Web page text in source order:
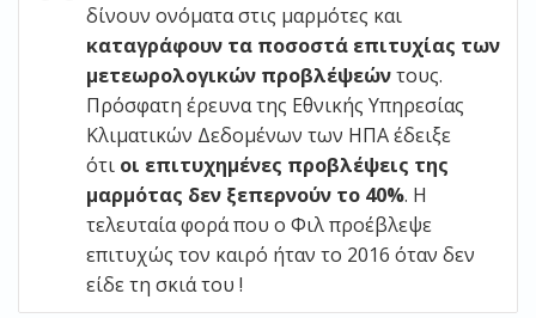
δίνουν ονόματα στις μαρμότες και
καταγράφουν τα ποσοστά επιτυχίας των
μετεωρολογικών προβλέψεώντους.
Πρόσφατη έρευνα της Εθνικής Υπηρεσίας
Κλιματικών Δεδομένων των ΗΠΑ έδειξε
ότι οι επιτυχημένες προβλέψεις της
μαρμότας δεν ξεπερνούν το 40%. Η
τελευταία φορά που ο Φιλ προέβλεψε
επιτυχώς τον καιρό ήταν το 2016 όταν δεν
είδε τη σκιά του !